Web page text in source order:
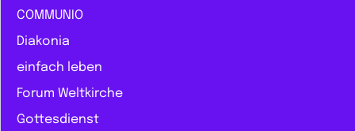
COMMUNIO
Diakonia
einfach leben
Forum Weltkirche
Gottesdienst